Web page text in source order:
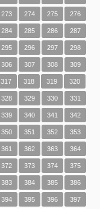
273 274 275 276
284 285 286 287
295 296 297 298
306 307 308 309
317 318 319 320
328 329 330 331
339 340 341 342
350 351 352 353
361 362 363 364
372 373 374 375
383 384 385 386
394 395 396 397